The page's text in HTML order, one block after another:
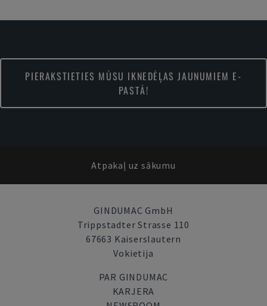
PIERAKSTIETIES MŪSU IKNEDĒĻAS JAUNUMIEM E-
PASTĀ!
Atpakaļ uz sākumu
GINDUMAC GmbH
Trippstadter Strasse 110
67663 Kaiserslautern
Vokietija
PAR GINDUMAC
KARJERA